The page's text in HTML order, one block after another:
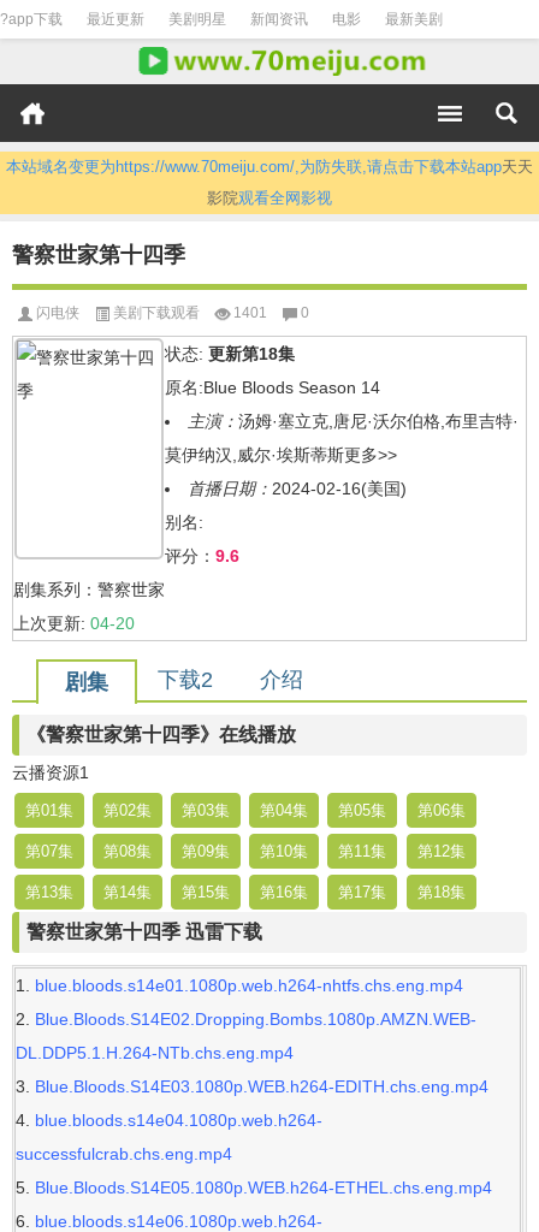
?app下载 最近更新 美剧明星 新闻资讯 电影 最新美剧
本站域名变更为https://www.70meiju.com/,为防失联,请点击下载本站app天天
影院观看全网影视
警察世家第十四季
闪电侠 美剧下载观看 1401 0
状态: 更新第18集
原名:Blue Bloods Season 14
主演： 汤姆·塞立克,唐尼·沃尔伯格,布里吉特·
莫伊纳汉,威尔·埃斯蒂斯更多>>
首播日期： 2024-02-16(美国)
别名:
评分： 9.6
剧集系列：警察世家
上次更新: 04-20
剧集 下载2 介绍
《警察世家第十四季》在线播放
云播资源1
第01集 第02集 第03集 第04集 第05集 第06集
第07集 第08集 第09集 第10集 第11集 第12集
第13集 第14集 第15集 第16集 第17集 第18集
警察世家第十四季 迅雷下载
blue.bloods.s14e01.1080p.web.h264-nhtfs.chs.eng.mp4
Blue.Bloods.S14E02.Dropping.Bombs.1080p.AMZN.WEB-
DL.DDP5.1.H.264-NTb.chs.eng.mp4
Blue.Bloods.S14E03.1080p.WEB.h264-EDITH.chs.eng.mp4
blue.bloods.s14e04.1080p.web.h264-
successfulcrab.chs.eng.mp4
Blue.Bloods.S14E05.1080p.WEB.h264-ETHEL.chs.eng.mp4
blue.bloods.s14e06.1080p.web.h264-